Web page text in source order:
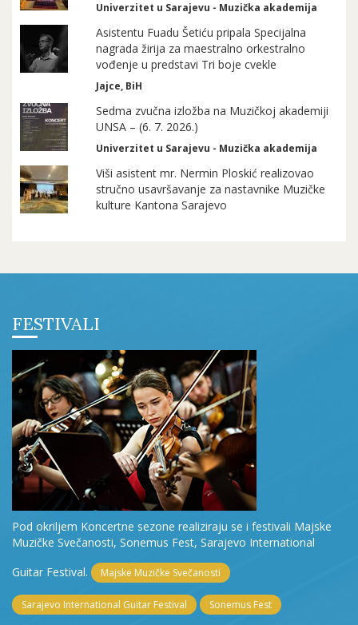
Univerzitet u Sarajevu - Muzička akademija
Asistentu Fuadu Šetiću pripala Specijalna
nagrada žirija za maestralno orkestralno
vođenje u predstavi Tri boje cvekle
Jajce, BiH
Sedma zvučna izložba na Muzičkoj akademiji
UNSA – (6. 7. 2026.)
Univerzitet u Sarajevu - Muzička akademija
Viši asistent mr. Nermin Ploskić realizovao
stručno usavršavanje za nastavnike Muzičke
kulture Kantona Sarajevo
FESTIVALI
Pod okriljem Koncertne sezone realiziraju se i festivali Majske
Muzičke Svečanosti, Sonemus Fest, Sarajevo International
Guitar Festival.
Majske Muzičke Svečanosti
Sarajevo International Guitar Festival Sonemus Fest